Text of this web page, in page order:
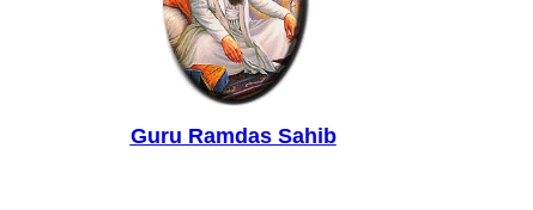
Guru Ramdas Sahib